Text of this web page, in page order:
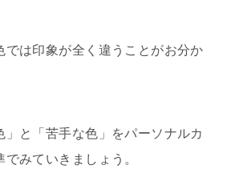
では印象が全く違うことがお分か
」と「苦手な色」をパーソナルカ
みていきましょう。